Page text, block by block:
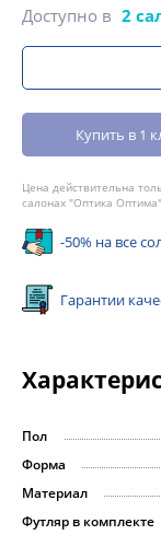
Доступно в 2
Купить в 1
Цена действительна
салонах "Оптика Оптима"
-50% на все
Гарантии
Пол
Форма
Материал
Футляр в комплекте